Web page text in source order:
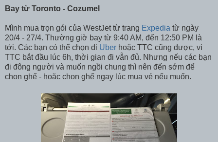
Bay từ Toronto - Cozumel
Mình mua trọn gói của WestJet từ trang Expedia từ ngày
20/4 - 27/4. Thường giờ bay từ 9:40 AM, đến 12:50 PM là
tới. Các bạn có thể chọn đi Uber hoặc TTC cũng được, vì
TTC bắt đầu lúc 6h, thời gian đi vẫn đủ. Nhưng nếu các bạn
đi đông người và muốn ngồi chung thì nên đến sớm để
chọn ghế - hoặc chọn ghế ngay lúc mua vé nếu muốn.